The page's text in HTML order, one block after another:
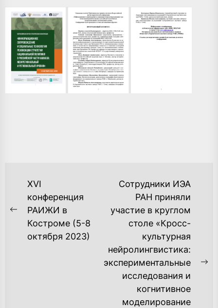
НАВИГАЦИЯ
ЗАПИСЯМ
Previous
post:
XVI
конференция
РАИЖИ в
Костроме (5-8
октября 2023)
Сотрудники ИЭА
РАН приняли
участие в круглом
столе «Кросс-
культурная
нейролингвистика:
экспериментальные
исследования и
когнитивное
моделирование